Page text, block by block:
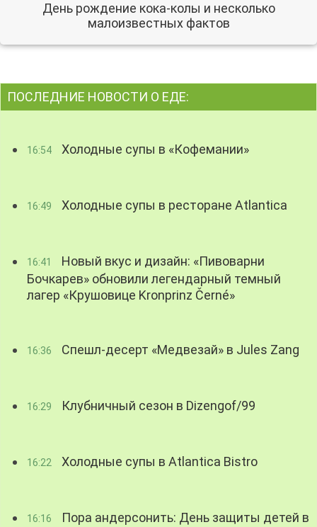
День рождение кока-колы и несколько
малоизвестных фактов
ПОСЛЕДНИЕ НОВОСТИ О ЕДЕ:
16:54 Холодные супы в «Кофемании»
16:49 Холодные супы в ресторане Atlantica
16:41
Новый вкус и дизайн: «Пивоварни
Бочкарев» обновили легендарный темный
лагер «Крушовице Kronprinz Černé»
16:36 Спешл-десерт «Медвезай» в Jules Zang
16:29 Клубничный сезон в Dizengof/99
16:22 Холодные супы в Atlantica Bistro
16:16
Пора андерсонить: День защиты детей в